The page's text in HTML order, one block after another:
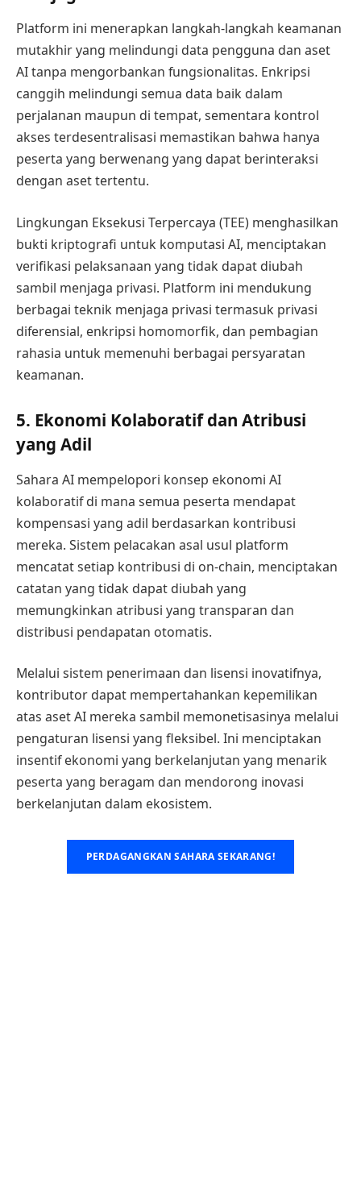
Platform ini menerapkan langkah-langkah keamanan
mutakhir yang melindungi data pengguna dan aset
AI tanpa mengorbankan fungsionalitas. Enkripsi
canggih melindungi semua data baik dalam
perjalanan maupun di tempat, sementara kontrol
akses terdesentralisasi memastikan bahwa hanya
peserta yang berwenang yang dapat berinteraksi
dengan aset tertentu.
Lingkungan Eksekusi Terpercaya (TEE) menghasilkan
bukti kriptografi untuk komputasi AI, menciptakan
verifikasi pelaksanaan yang tidak dapat diubah
sambil menjaga privasi. Platform ini mendukung
berbagai teknik menjaga privasi termasuk privasi
diferensial, enkripsi homomorfik, dan pembagian
rahasia untuk memenuhi berbagai persyaratan
keamanan.
5. Ekonomi Kolaboratif dan Atribusi
yang Adil
Sahara AI mempelopori konsep ekonomi AI
kolaboratif di mana semua peserta mendapat
kompensasi yang adil berdasarkan kontribusi
mereka. Sistem pelacakan asal usul platform
mencatat setiap kontribusi di on-chain, menciptakan
catatan yang tidak dapat diubah yang
memungkinkan atribusi yang transparan dan
distribusi pendapatan otomatis.
Melalui sistem penerimaan dan lisensi inovatifnya,
kontributor dapat mempertahankan kepemilikan
atas aset AI mereka sambil memonetisasinya melalui
pengaturan lisensi yang fleksibel. Ini menciptakan
insentif ekonomi yang berkelanjutan yang menarik
peserta yang beragam dan mendorong inovasi
berkelanjutan dalam ekosistem.
PERDAGANGKAN SAHARA SEKARANG!